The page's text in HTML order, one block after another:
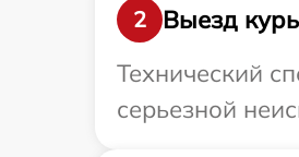
2
Выезд
Технический
серьезной